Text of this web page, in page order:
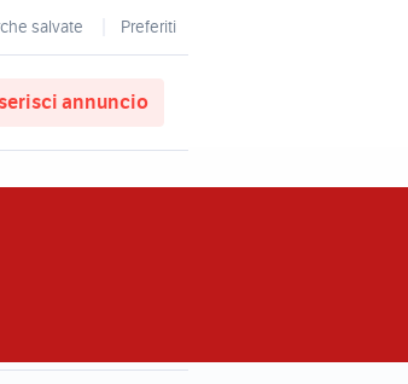
salvate Preferiti
annuncio